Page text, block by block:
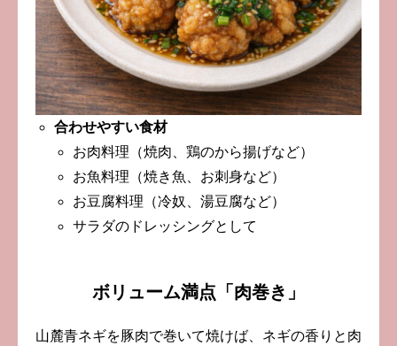
合わせやすい食材
お肉料理（焼肉、鶏のから揚げなど）
お魚料理（焼き魚、お刺身など）
お豆腐料理（冷奴、湯豆腐など）
サラダのドレッシングとして
ボリューム満点「肉巻き」
山麓青ネギを豚肉で巻いて焼けば、ネギの香りと肉